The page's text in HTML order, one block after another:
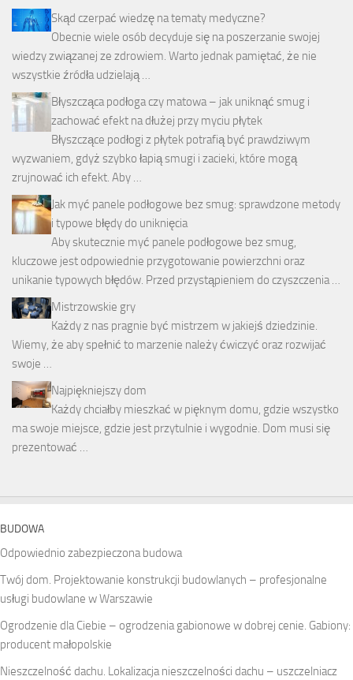
Skąd czerpać wiedzę na tematy medyczne?
Obecnie wiele osób decyduje się na poszerzanie swojej
wiedzy związanej ze zdrowiem. Warto jednak pamiętać, że nie
wszystkie źródła udzielają …
Błyszcząca podłoga czy matowa – jak uniknąć smug i
zachować efekt na dłużej przy myciu płytek
Błyszczące podłogi z płytek potrafią być prawdziwym
wyzwaniem, gdyż szybko łapią smugi i zacieki, które mogą
zrujnować ich efekt. Aby …
Jak myć panele podłogowe bez smug: sprawdzone metody
i typowe błędy do uniknięcia
Aby skutecznie myć panele podłogowe bez smug,
kluczowe jest odpowiednie przygotowanie powierzchni oraz
unikanie typowych błędów. Przed przystąpieniem do czyszczenia …
Mistrzowskie gry
Każdy z nas pragnie być mistrzem w jakiejś dziedzinie.
Wiemy, że aby spełnić to marzenie należy ćwiczyć oraz rozwijać
swoje …
Najpiękniejszy dom
Każdy chciałby mieszkać w pięknym domu, gdzie wszystko
ma swoje miejsce, gdzie jest przytulnie i wygodnie. Dom musi się
prezentować …
BUDOWA
Odpowiednio zabezpieczona budowa
Twój dom. Projektowanie konstrukcji budowlanych – profesjonalne
usługi budowlane w Warszawie
Ogrodzenie dla Ciebie – ogrodzenia gabionowe w dobrej cenie. Gabiony:
producent małopolskie
Nieszczelność dachu. Lokalizacja nieszczelności dachu – uszczelniacz